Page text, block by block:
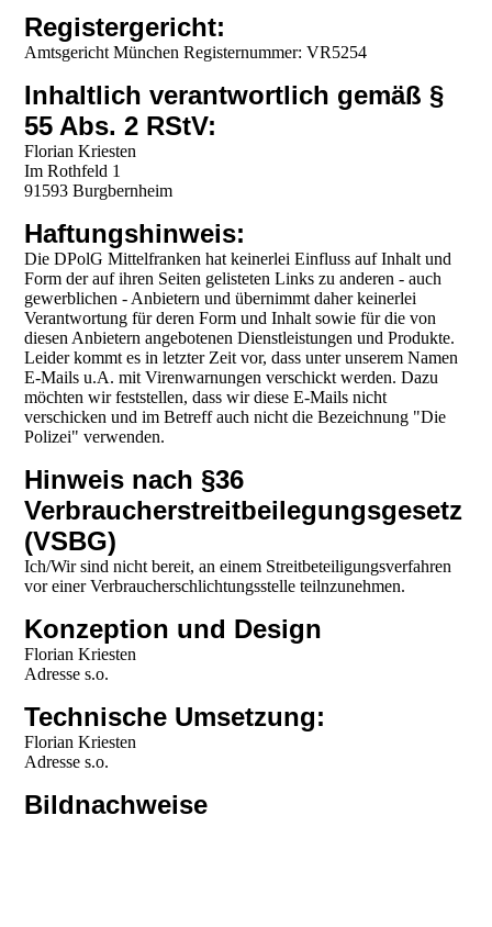
Registergericht:
Amtsgericht München Registernummer: VR5254
Inhaltlich verantwortlich gemäß §
55 Abs. 2 RStV:
Florian Kriesten
Im Rothfeld 1
91593 Burgbernheim
Haftungshinweis:
Die DPolG Mittelfranken hat keinerlei Einfluss auf Inhalt und
Form der auf ihren Seiten gelisteten Links zu anderen - auch
gewerblichen - Anbietern und übernimmt daher keinerlei
Verantwortung für deren Form und Inhalt sowie für die von
diesen Anbietern angebotenen Dienstleistungen und Produkte.
Leider kommt es in letzter Zeit vor, dass unter unserem Namen
E-Mails u.A. mit Virenwarnungen verschickt werden. Dazu
möchten wir feststellen, dass wir diese E-Mails nicht
verschicken und im Betreff auch nicht die Bezeichnung "Die
Polizei" verwenden.
Hinweis nach §36
Verbraucherstreitbeilegungsgesetz
(VSBG)
Ich/Wir sind nicht bereit, an einem Streitbeteiligungsverfahren
vor einer Verbraucherschlichtungsstelle teilnzunehmen.
Konzeption und Design
Florian Kriesten
Adresse s.o.
Technische Umsetzung:
Florian Kriesten
Adresse s.o.
Bildnachweise